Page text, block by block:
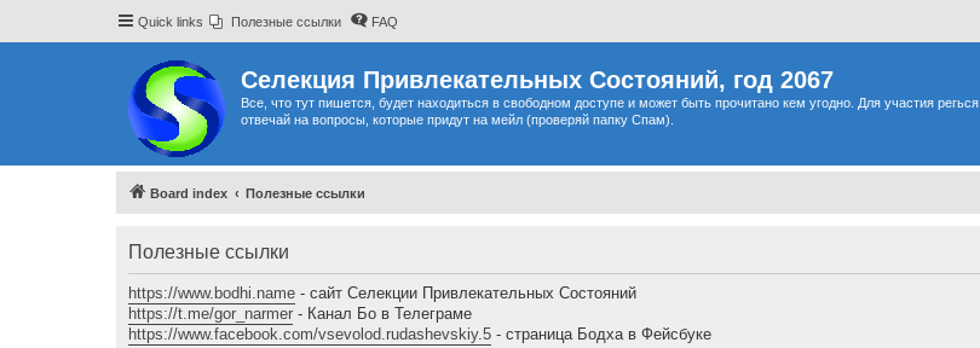
Quick links Полезные ссылки FAQ
Селекция Привлекательных Состояний, год 2067
Все, что тут пишется, будет находиться в свободном доступе и может быть прочитано кем угодно. Для участия регься,
отвечай на вопросы, которые придут на мейл (проверяй папку Спам).
Board index Полезные ссылки
Полезные ссылки
https://www.bodhi.name - сайт Селекции Привлекательных Состояний
https://t.me/gor_narmer - Канал Бо в Телеграме
https://www.facebook.com/vsevolod.rudashevskiy.5 - страница Бодха в Фейсбуке